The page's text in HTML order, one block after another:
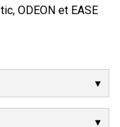
ODEON et EASE